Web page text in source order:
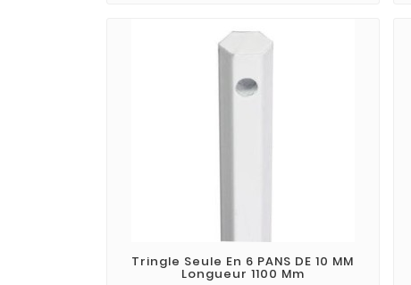
Tringle Seule En 6 PANS DE 10 MM
Longueur 1100 Mm